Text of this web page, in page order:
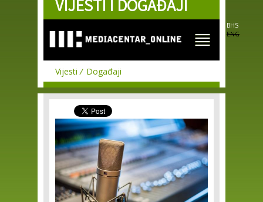
Skip to
main
VIJESTI I DOGAĐAJI
BHS
ENG
Vijesti Događaji